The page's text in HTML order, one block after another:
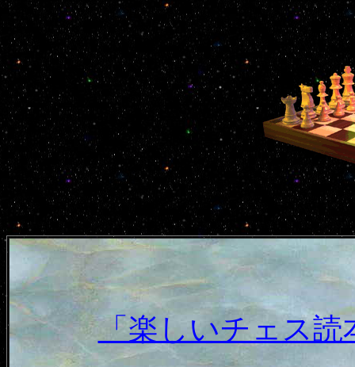
「楽しいチェス読